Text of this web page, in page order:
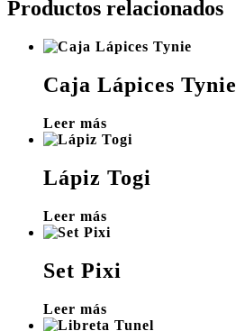
Productos relacionados
Caja Lápices Tynie
Leer más
Lápiz Togi
Leer más
Set Pixi
Leer más